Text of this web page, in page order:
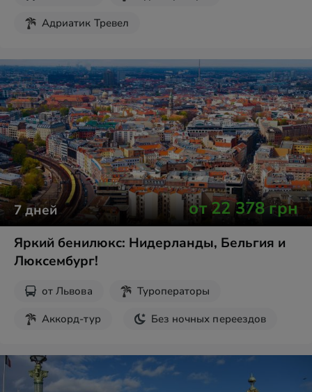
Адриатик Тревел
Новогодние туры
7дней от22 378грн
Яркий бенилюкс: Нидерланды, Бельгия и
Люксембург!
от Львова
Туроператоры
Аккорд-тур
Без ночных переездов